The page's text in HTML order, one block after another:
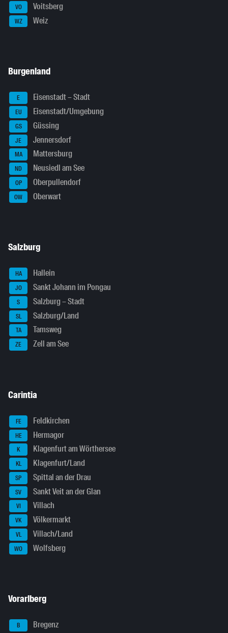
VO Voitsberg
WZ Weiz
Burgenland
E Eisenstadt – Stadt
EU Eisenstadt/Umgebung
GS Güssing
JE Jennersdorf
MA Mattersburg
ND Neusiedl am See
OP Oberpullendorf
OW Oberwart
Salzburg
HA Hallein
JO Sankt Johann im Pongau
S Salzburg – Stadt
SL Salzburg/Land
TA Tamsweg
ZE Zell am See
Carintia
FE Feldkirchen
HE Hermagor
K Klagenfurt am Wörthersee
KL Klagenfurt/Land
SP Spittal an der Drau
SV Sankt Veit an der Glan
VI Villach
VK Völkermarkt
VL Villach/Land
WO Wolfsberg
Vorarlberg
B Bregenz